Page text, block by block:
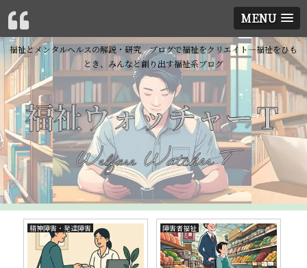
MENU
福祉とメンタルヘルスの解説・研究 ブログで福祉をクリエイト―福祉をひも
とき、みんなと創り出す福祉系ブログ
精神障害・発達障害 障害者福祉